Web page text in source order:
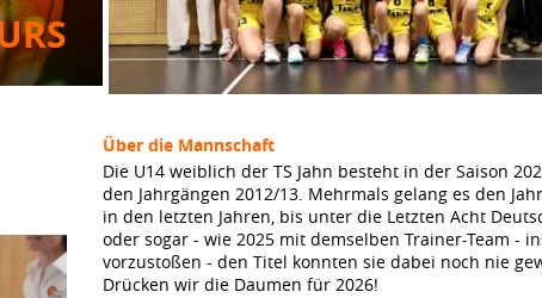
Über die Mannschaft
Die U14 weiblich der TS Jahn besteht in der Saison
den Jahrgängen 2012/13. Mehrmals gelang es den
in den letzten Jahren, bis unter die Letzten Acht
oder sogar - wie 2025 mit demselben Trainer-Team -
vorzustoßen - den Titel konnten sie dabei noch nie
Drücken wir die Daumen für 2026!